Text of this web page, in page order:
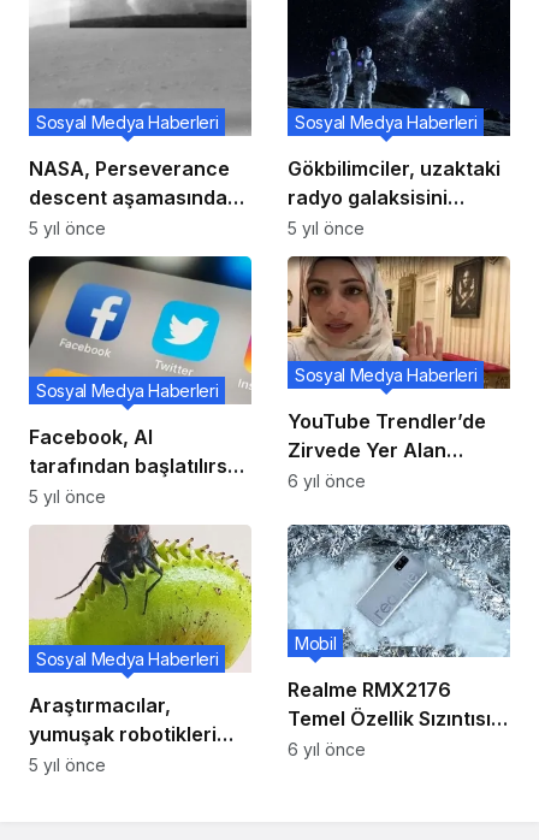
NASA, Perseverance
descent aşamasındaki
duman bulutunun bir
görüntüsünü
paylaşıyor
Sosyal Medya Haberleri
5 yıl önce
Gökbilimciler, uzaktaki
radyo galaksisini
incelemek için dev
galaksi kümelerini
mercek olarak
kullanıyor
Sosyal Medya Haberleri
5 yıl önce
Facebook, AI
tarafından başlatılırsa,
gönderilerinin
kaldırılması konusunda
kullanıcıları
bilgilendirecek
Sosyal Medya Haberleri
5 yıl önce
YouTube Trendler’de
Zirvede Yer Alan
Arapça Video Ciddi Bir
!
Sosyal Medya Haberleri
6 yıl önce
Araştırmacılar,
yumuşak robotikleri
değiştirebilecek bir
Sosyal Medya Haberleri
5 yıl önce
Realme RMX2176
Temel Özellik Sızıntısı
6,43 İnç OLED Ekran,
Mobil
6 yıl önce